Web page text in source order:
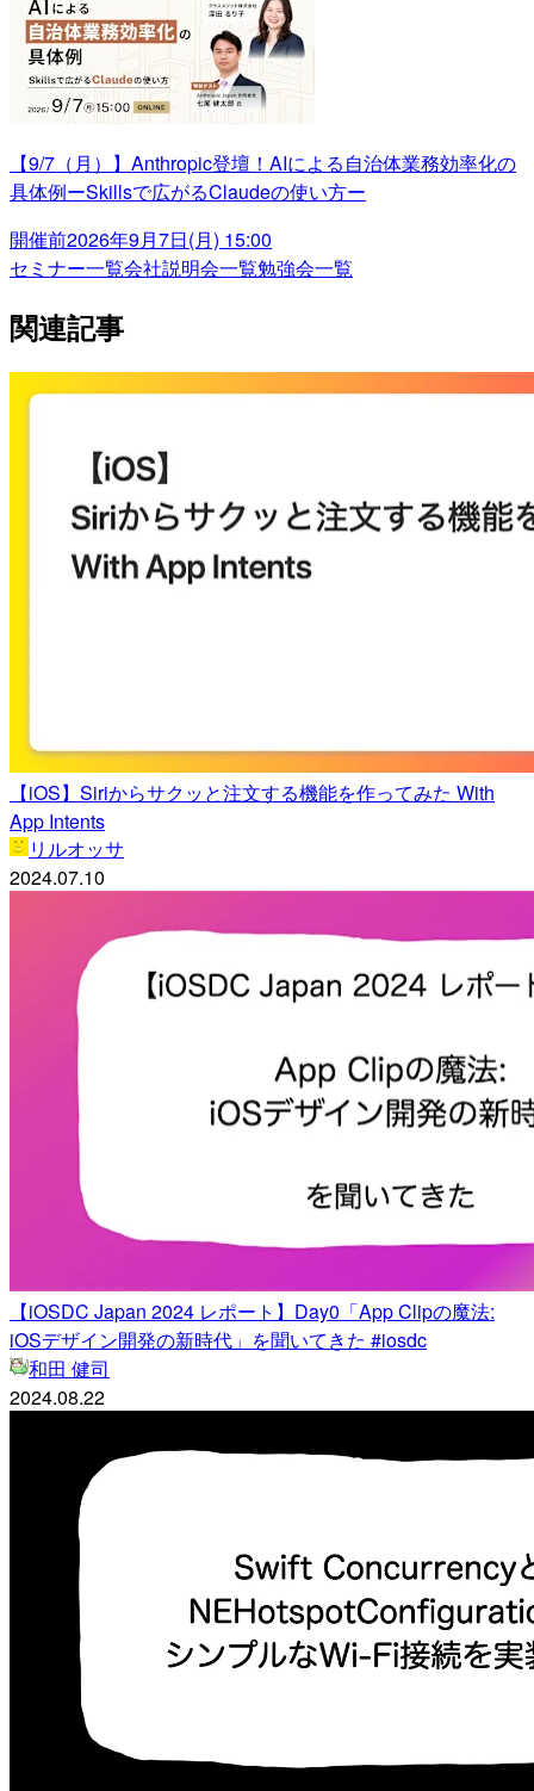
【9/7（月）】Anthropic登壇！AIによる自治体業務効率化の
具体例ーSkillsで広がるClaudeの使い方ー
開催前2026年9月7日(月) 15:00
セミナー一覧会社説明会一覧勉強会一覧
関連記事
【iOS】Siriからサクッと注文する機能を作ってみた With
App Intents
リルオッサ
2024.07.10
【iOSDC Japan 2024 レポート】Day0「App Clipの魔法:
iOSデザイン開発の新時代」を聞いてきた #iosdc
和田 健司
2024.08.22